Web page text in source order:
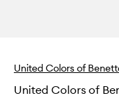
United Colors of
United Colors of